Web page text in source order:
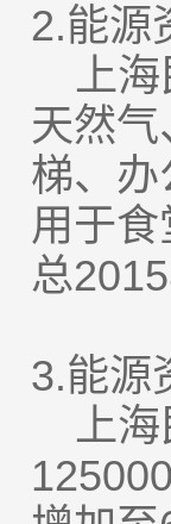
2.能源
上
天然
梯、
用于
总
3.能源
上